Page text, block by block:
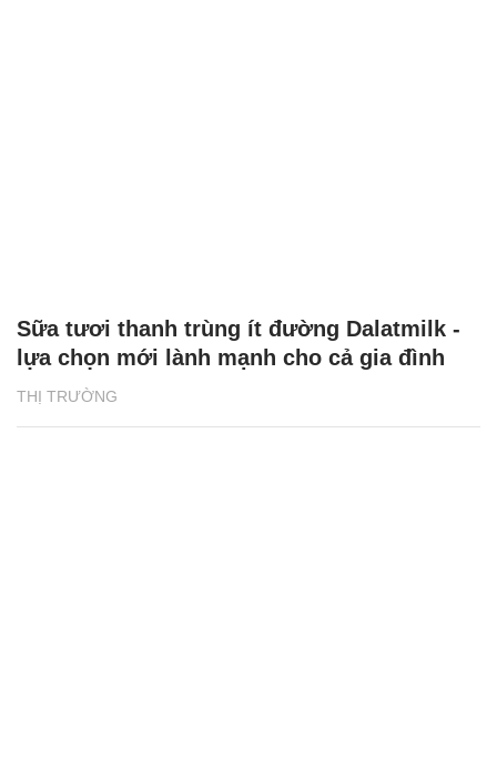
THỊ TRƯỜNG
Sữa tươi thanh trùng ít đường Dalatmilk -
lựa chọn mới lành mạnh cho cả gia đình